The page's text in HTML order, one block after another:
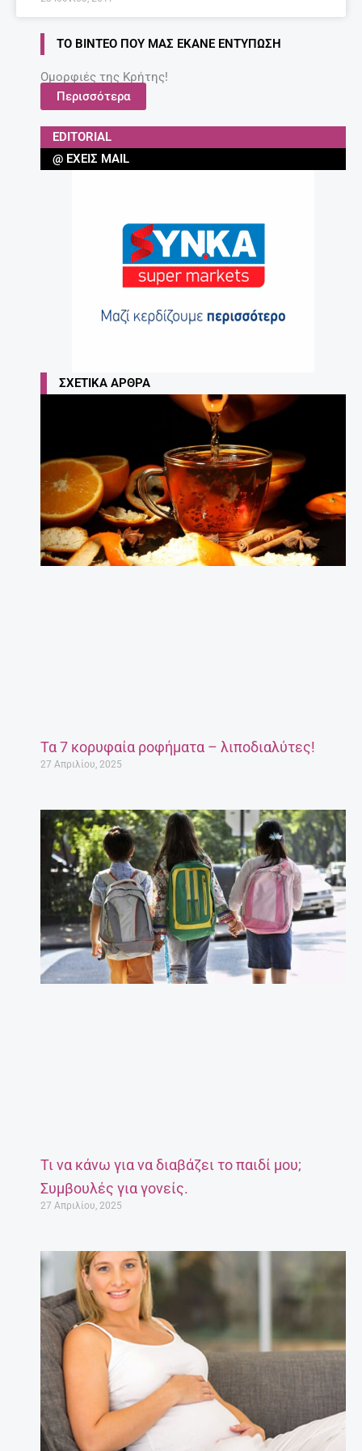
ΤΟ ΒΊΝΤΕΟ ΠΟΥ ΜΑΣ ΈΚΑΝΕ ΕΝΤΎΠΩΣΗ
Ομορφιές της Κρήτης!
Περισσότερα
EDITORIAL
@ ΈΧΕΙΣ MAIL
ΣΧΕΤΙΚΆ ΆΡΘΡΑ
Τα 7 κορυφαία ροφήματα – λιποδιαλύτες!
27 Απριλίου, 2025
Τι να κάνω για να διαβάζει το παιδί μου;
Συμβουλές για γονείς.
27 Απριλίου, 2025